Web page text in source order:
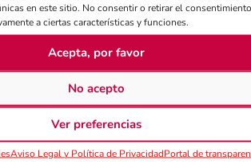
en este sitio. No consentir o retirar el
a ciertas características y funciones.
Acepta, por favor
No acepto
Ver preferencias
Aviso Legal y Política de PrivacidadPortal de